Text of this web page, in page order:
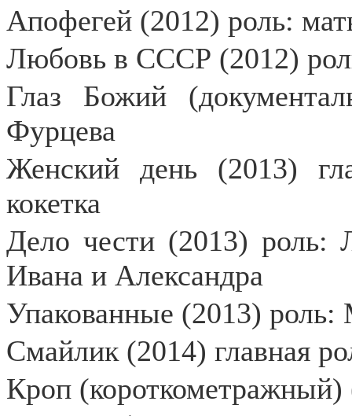
Апофегей (2012) роль:
Любовь в СССР (2012)
Глаз Божий
Фурцева
Женский день (2013)
кокетка
Дело чести (2013) роль:
Ивана и Александра
Упакованные (2013) роль:
Смайлик (2014) главная
Кроп